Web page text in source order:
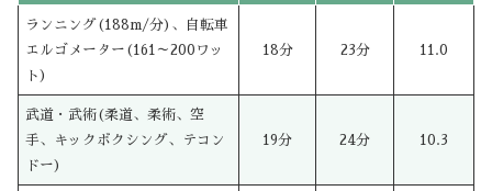
ランニング(188m/分)、自転車
エルゴメーター(161～200ワッ
ト)
18分 23分 11.0
武道・武術(柔道、柔術、空
手、キックボクシング、テコン
ドー)
19分 24分 10.3